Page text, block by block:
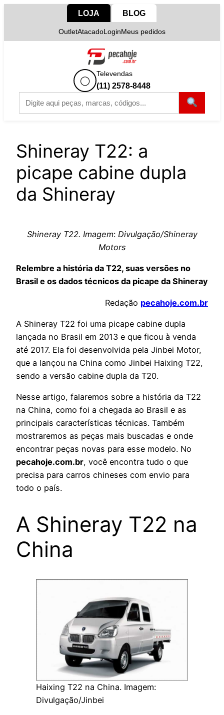
LOJA BLOG
OutletAtacadoLoginMeus pedidos
◯
Televendas
(11) 2578-8448
Shineray T22: a
picape cabine dupla
da Shineray
Shineray T22. Imagem: Divulgação/Shineray
Motors
Relembre a história da T22, suas versões no
Brasil e os dados técnicos da picape da Shineray
Redação pecahoje.com.br
A Shineray T22 foi uma picape cabine dupla
lançada no Brasil em 2013 e que ficou à venda
até 2017. Ela foi desenvolvida pela Jinbei Motor,
que a lançou na China como Jinbei Haixing T22,
sendo a versão cabine dupla da T20.
Nesse artigo, falaremos sobre a história da T22
na China, como foi a chegada ao Brasil e as
principais características técnicas. Também
mostraremos as peças mais buscadas e onde
encontrar peças novas para esse modelo. No
pecahoje.com.br, você encontra tudo o que
precisa para carros chineses com envio para
todo o país.
A Shineray T22 na
China
Haixing T22 na China. Imagem:
Divulgação/Jinbei